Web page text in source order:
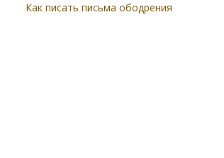
Как писать письма ободрения